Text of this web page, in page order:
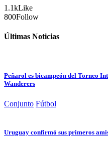
1.1kLike
800Follow
Últimas Noticias
Peñarol es bicampeón del Torneo
Wanderers
Conjunto Fútbol
Uruguay confirmó sus primeros